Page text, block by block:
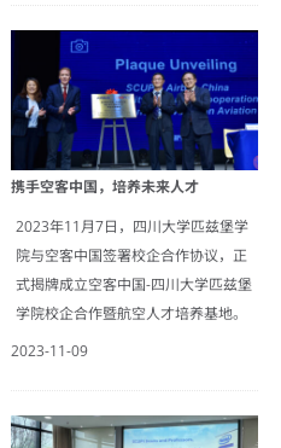
携手空客中国，培养未来人才
2023年11月7日，四川大学匹兹堡学
院与空客中国签署校企合作协议，正
式揭牌成立空客中国-四川大学匹兹堡
学院校企合作暨航空人才培养基地。
2023-11-09